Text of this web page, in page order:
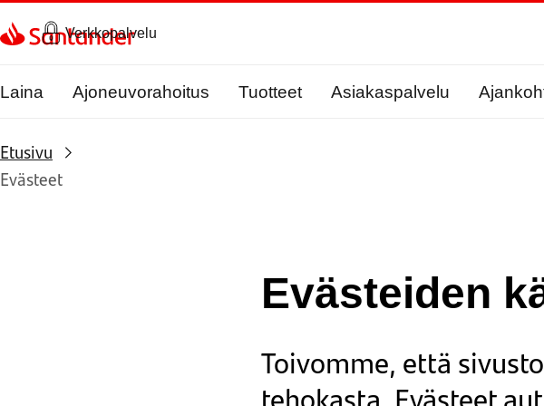
Siirry sivulle
Verkkopalvelu
Laina Ajoneuvorahoitus Tuotteet Asiakaspalvelu
Etusivu
Evästeet
Evästeiden
Toivomme, että